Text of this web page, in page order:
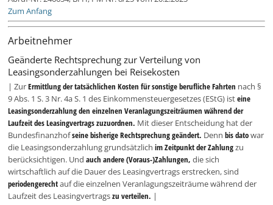
Zum Anfang
Arbeitnehmer
Geänderte Rechtsprechung zur Verteilung von
Leasingsonderzahlungen bei Reisekosten
| ZurErmittlung der tatsächlichen Kosten für sonstige berufliche Fahrten nach §
9 Abs. 1 S. 3 Nr. 4a S. 1 des Einkommensteuergesetzes (EStG) isteine
Leasingsonderzahlung den einzelnen Veranlagungszeiträumen während der
Laufzeit des Leasingvertrags zuzuordnen. Mit dieser Entscheidung hat der
Bundesfinanzhofseine bisherige Rechtsprechung geändert. Dennbis datowar
die Leasingsonderzahlung grundsätzlichim Zeitpunkt der Zahlungzu
berücksichtigen. Undauch andere (Voraus-)Zahlungen, die sich
wirtschaftlich auf die Dauer des Leasingvertrags erstrecken, sind
periodengerechtauf die einzelnen Veranlagungszeiträume während der
Laufzeit des Leasingvertragszu verteilen. |